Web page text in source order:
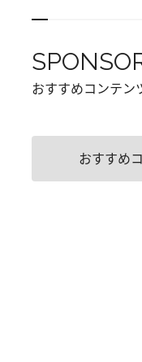
おすすめコンテン
おすすめ